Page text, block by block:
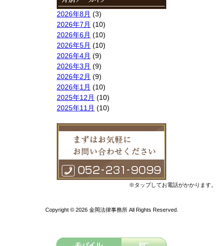
2026年8月 (3)
2026年7月 (10)
2026年6月 (10)
2026年5月 (10)
2026年4月 (9)
2026年3月 (9)
2026年2月 (9)
2026年1月 (10)
2025年12月 (10)
2025年11月 (10)
2025年8月(9)
2025年7月(10)
2025年6月(10)
2025年5月(10)
2025年4月(10)
2025年1月(8)
2024年10月 (11)
※タップしてお電話がかかります。
Copyright © 2026 金岡法律事務所 All Rights Reserved.